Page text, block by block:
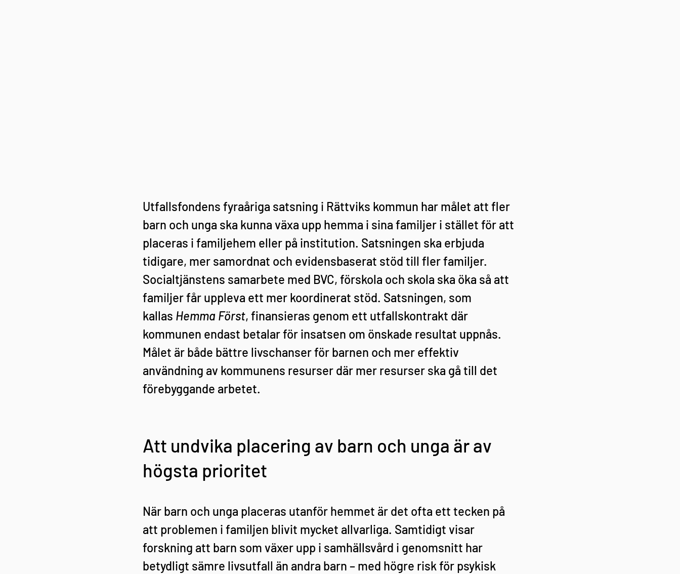
Utfallsfondens fyraåriga satsning i Rättviks kommun har målet att fler
barn och unga ska kunna växa upp hemma i sina familjer i stället för att
placeras i familjehem eller på institution. Satsningen ska erbjuda
tidigare, mer samordnat och evidensbaserat stöd till fler familjer.
Socialtjänstens samarbete med BVC, förskola och skola ska öka så att
familjer får uppleva ett mer koordinerat stöd. Satsningen, som
kallas Hemma Först, finansieras genom ett utfallskontrakt där
kommunen endast betalar för insatsen om önskade resultat uppnås.
Målet är både bättre livschanser för barnen och mer effektiv
användning av kommunens resurser där mer resurser ska gå till det
förebyggande arbetet.
Att undvika placering av barn och unga är av
högsta prioritet
När barn och unga placeras utanför hemmet är det ofta ett tecken på
att problemen i familjen blivit mycket allvarliga. Samtidigt visar
forskning att barn som växer upp i samhällsvård i genomsnitt har
betydligt sämre livsutfall än andra barn – med högre risk för psykisk